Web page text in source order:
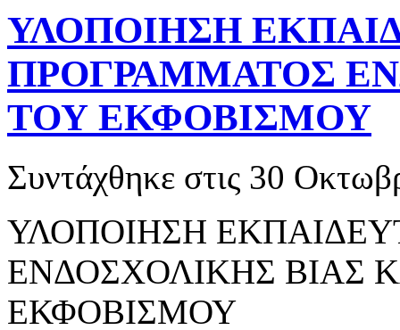
ΥΛΟΠΟΙΗΣΗ
ΠΡΟΓΡΑΜΜΑΤΟΣ
ΤΟΥ ΕΚΦΟΒΙΣΜΟΥ
Συντάχθηκε στις 30
ΥΛΟΠΟΙΗΣΗ
ΕΝΔΟΣΧΟΛΙΚΗΣ ΒΙΑΣ
ΕΚΦΟΒΙΣΜΟΥ